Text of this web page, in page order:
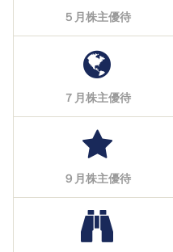
５月株主優待
７月株主優待
９月株主優待